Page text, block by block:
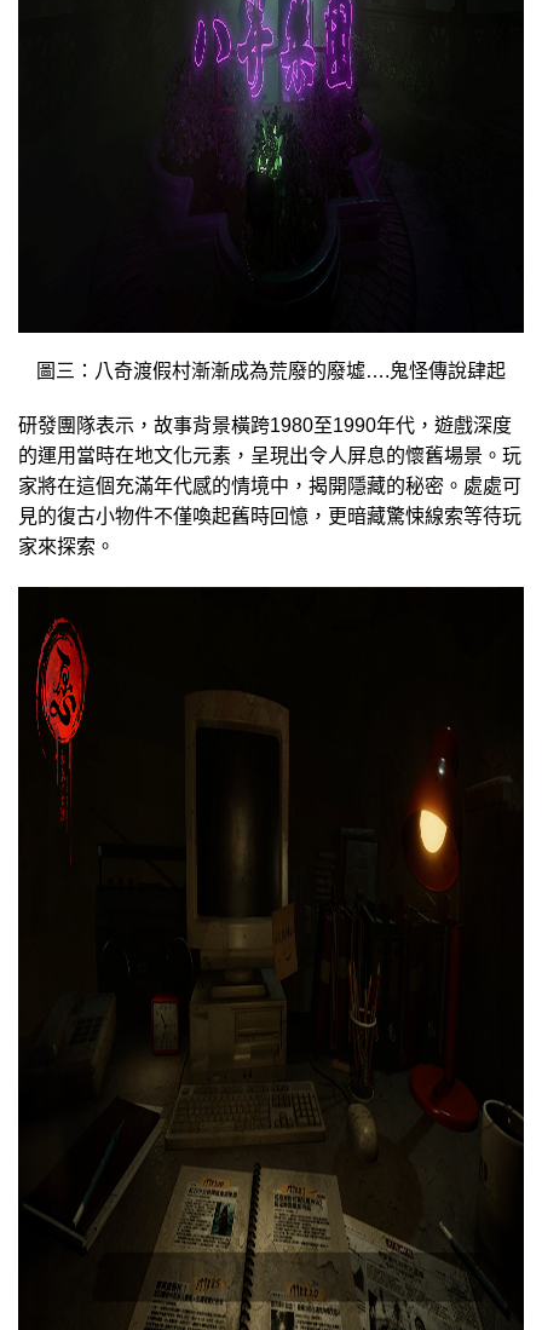
圖三：八奇渡假村漸漸成為荒廢的廢墟….鬼怪傳說肆起
研發團隊表示，故事背景橫跨1980至1990年代，遊戲深度
的運用當時在地文化元素，呈現出令人屏息的懷舊場景。玩
家將在這個充滿年代感的情境中，揭開隱藏的秘密。處處可
見的復古小物件不僅喚起舊時回憶，更暗藏驚悚線索等待玩
家來探索。